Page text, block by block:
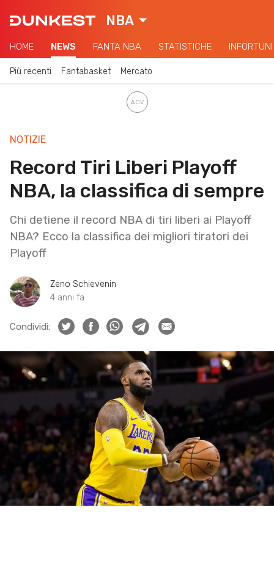
NBA
HOME NEWS FANTA NBA STATISTICHE INFORTUNI
Più recenti Fantabasket Mercato
NOTIZIE
Record Tiri Liberi Playoff
NBA, la classifica di sempre
Chi detiene il record NBA di tiri liberi ai Playoff
NBA? Ecco la classifica dei migliori tiratori dei
Playoff
Zeno Schievenin
4 anni fa
Condividi: